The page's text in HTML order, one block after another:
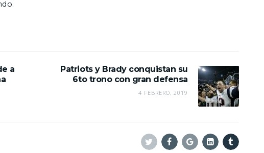
a
Patriots y Brady conquistan su
6to trono con gran defensa
4 FEBRERO, 2019